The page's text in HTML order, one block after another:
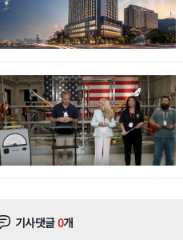
기사댓글0개